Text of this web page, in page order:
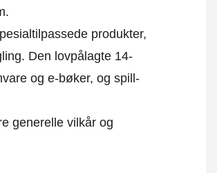
produkter,
Den lovpålagte 14-
og e-bøker, og spill-
generelle vilkår og